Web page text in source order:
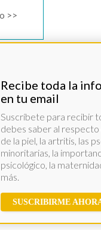
>>
– Acció Psoriasi –
Suscríbete para recibir
debes saber al respecto
de la piel, la artritis, las
minoritarias, la
psicológico, la
más.
SUSCRIBIRME